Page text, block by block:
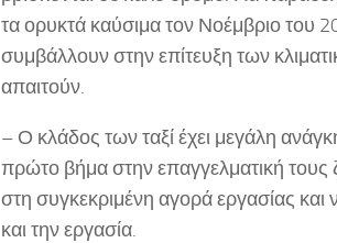
τα ορυκτά καύσιμα τον Νοέμβριο του
συμβάλλουν στην επίτευξη των
απαιτούν.
– Ο κλάδος των ταξί έχει μεγάλη
πρώτο βήμα στην επαγγελματική τους
στη συγκεκριμένη αγορά εργασίας και
και την εργασία.